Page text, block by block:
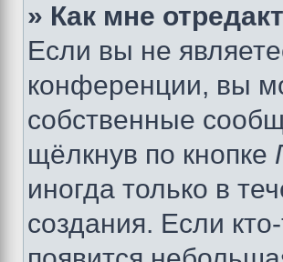
» Как мне
Если вы не
конференции, вы
собственные
щёлкнув по кнопке
иногда только в
создания. Если